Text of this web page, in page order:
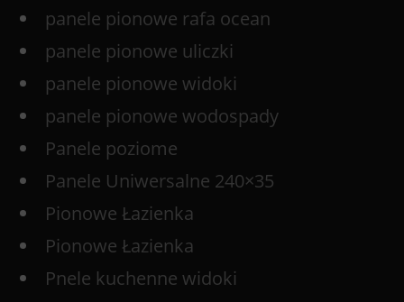
panele pionowe rafa ocean
panele pionowe uliczki
panele pionowe widoki
panele pionowe wodospady
Panele poziome
Panele Uniwersalne 240×35
Pionowe Łazienka
Pionowe Łazienka
Pnele kuchenne widoki